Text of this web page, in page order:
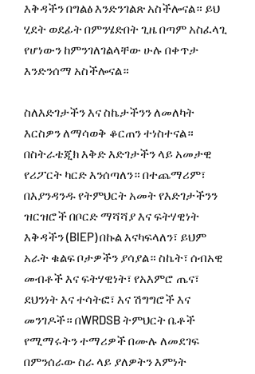
እቅዳችን በግልፅ እንድንገልጽ አስችሎናል። ይህ
ሂደት ወደፊት በምንሄድበት ጊዜ በጣም አስፈላጊ
የሆነውን ከምንገለገልላቸው ሁሉ በቀጥታ
እንድንሰማ አስችሎናል።
ስለእድገታችን እና ስኬታችንን ለመለካት
እርስዎን ለማሳወቅ ቆርጠን ተነስተናል።
በስትራቴጂክ እቅድ እድገታችን ላይ አመታዊ
የሪፖርት ካርድ እንሰጣለን። በተጨማሪም፣
በእያንዳንዱ የትምህርት አመት የእድገታችንን
ዝርዝሮች በቦርድ ማሻሻያ እና ፍትሃዊነት
እቅዳችን (BIEP) በኩል እናካፍላለን፣ ይህም
አራት ቁልፍ ቦታዎችን ያሳያል። ስኬት፣ ሰብአዊ
መብቶች እና ፍትሃዊነት፣ የአእምሮ ጤና፣
ደህንነት እና ተሳትፎ፣ እና ሽግግሮች እና
መንገዶች። በWRDSB ትምህርት ቤቶች
የሚማሩትን ተማሪዎች በሙሉ ለመደገፍ
በምንሰራው ስራ ላይ ያለዎትን እምነት